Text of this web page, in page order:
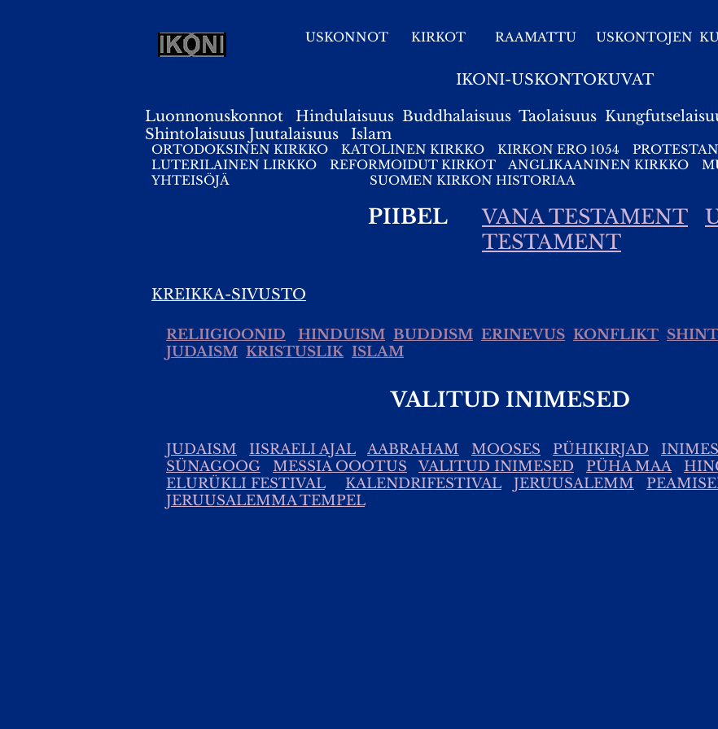
USKONNOT KIRKOT RAAMATTU USKONTOJEN
IKONI-USKONTOKUVAT
Luonnonuskonnot Hindulaisuus Buddhalaisuus Taolaisuus
Shintolaisuus Juutalaisuus Islam
ORTODOKSINEN KIRKKO KATOLINEN KIRKKO KIRKON ERO 1054
LUTERILAINEN LIRKKO
REFORMOIDUT KIRKOT ANGLIKAANINEN KIRKKO
YHTEISÖJÄ
SUOMEN KIRKON HISTORIAA
PIIBEL VANA TESTAMENT
TESTAMENT
KREIKKA-SIVUSTO
RELIIGIOONID HINDUISM BUDDISM ERINEVUS KONFLIKT
JUDAISM KRISTUSLIK ISLAM
VALITUD INIMESED
JUDAISM IISRAELI AJAL AABRAHAM MOOSES PÜHIKIRJAD
SÜNAGOOG
MESSIA OOOTUS VALITUD INIMESED PÜHA MAA
ELURÜKLI FESTIVAL
KALENDRIFESTIVAL JERUUSALEMM
JERUUSALEMMA TEMPEL